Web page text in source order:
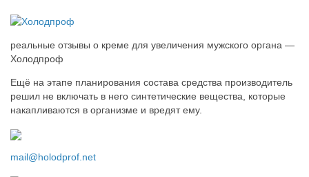
реальные отзывы о креме для увеличения мужского органа —
Холодпроф
Ещё на этапе планирования состава средства производитель
решил не включать в него синтетические вещества, которые
накапливаются в организме и вредят ему.
mail@holodprof.net